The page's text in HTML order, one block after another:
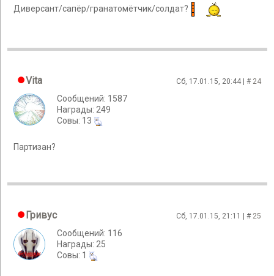
Диверсант/сапёр/гранатомётчик/солдат?
Vita Сб, 17.01.15, 20:44 | # 24
Сообщений: 1587
Награды: 249
Cовы: 13
Партизан?
Гривус Сб, 17.01.15, 21:11 | # 25
Сообщений: 116
Награды: 25
Cовы: 1